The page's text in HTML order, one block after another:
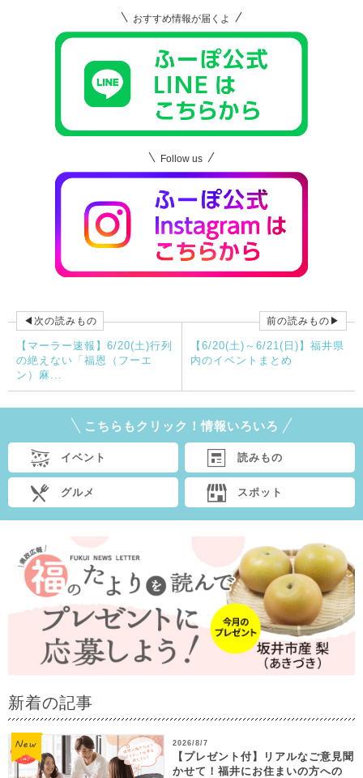
おすすめ情報が届くよ
Follow us
◀次の読みもの
【マーラー速報】6/20(土)行列
の絶えない「福恩（フーエ
ン）麻...
前の読みもの▶
【6/20(土)～6/21(日)】福井県
内のイベントまとめ
こちらもクリック！情報いろいろ
イベント 読みもの
グルメ スポット
新着の記事
2026/8/7
【プレゼント付】リアルなご意見聞
かせて！福井にお住まいの方への